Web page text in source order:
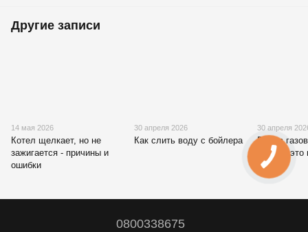
Другие записи
14 мая 2026
Котел щелкает, но не
зажигается - причины и
ошибки
30 апреля 2026
Как слить воду с бойлера
30 апреля
Взрыв
почему
0800338675